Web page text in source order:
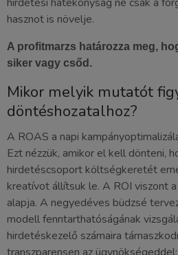
hasznot is növelje.
A profitmarzs határozza meg,
siker vagy csőd.
Mikor melyik mutatót
döntéshozatalhoz?
A ROAS a napi
Ezt nézzük, amikor el kell dönteni,
hirdetéscsoport költségkeretét
kreatívot állítsuk le. A ROI viszont
alapja. A negyedéves büdzsé
modell fenntarthatóságának
hirdetéskezelő számaira